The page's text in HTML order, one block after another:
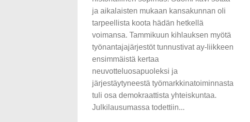
ja aikalaisten mukaan kansakunnan oli
tarpeellista koota hädän hetkellä
voimansa. Tammikuun kihlauksen myötä
työnantajajärjestöt tunnustivat ay-liikkeen
ensimmäistä kertaa
neuvotteluosapuoleksi ja
järjestäytyneestä työmarkkinatoiminnasta
tuli osa demokraattista yhteiskuntaa.
Julkilausumassa todettiin...